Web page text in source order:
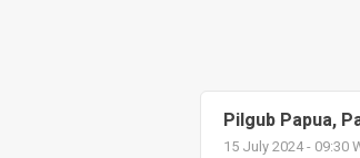
Pilgub Papua,
15 July 2024 - 09:30